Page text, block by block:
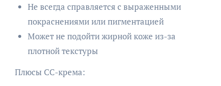
Не всегда справляется с выраженными
покраснениями или пигментацией
Может не подойти жирной коже из-за
плотной текстуры
Плюсы CC-крема: